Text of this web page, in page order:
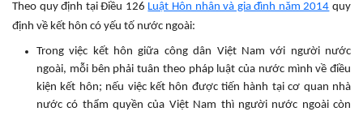
Theo quy định tại Điều 126 Luật Hôn nhân và gia đình năm 2014 quy
định về kết hôn có yếu tố nước ngoài:
Trong việc kết hôn giữa công dân Việt Nam với người nước
ngoài, mỗi bên phải tuân theo pháp luật của nước mình về điều
kiện kết hôn; nếu việc kết hôn được tiến hành tại cơ quan nhà
nước có thẩm quyền của Việt Nam thì người nước ngoài còn